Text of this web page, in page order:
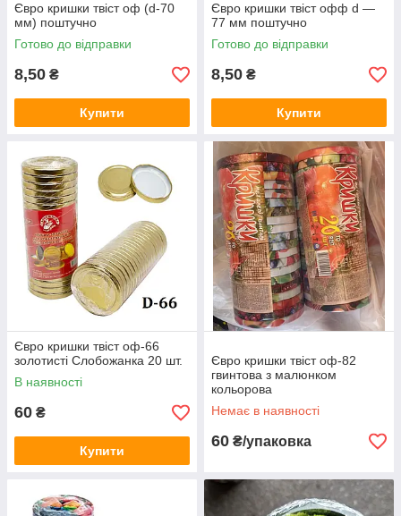
Євро кришки твіст оф (d-70
мм) поштучно
Готово до відправки
8,50 ₴
Купити
Євро кришки твіст офф d —
77 мм поштучно
Готово до відправки
8,50 ₴
Купити
Євро кришки твіст оф-66
золотисті Слобожанка 20 шт.
В наявності
60 ₴
Купити
Євро кришки твіст оф-82
гвинтова з малюнком
кольорова
Немає в наявності
60 ₴/упаковка